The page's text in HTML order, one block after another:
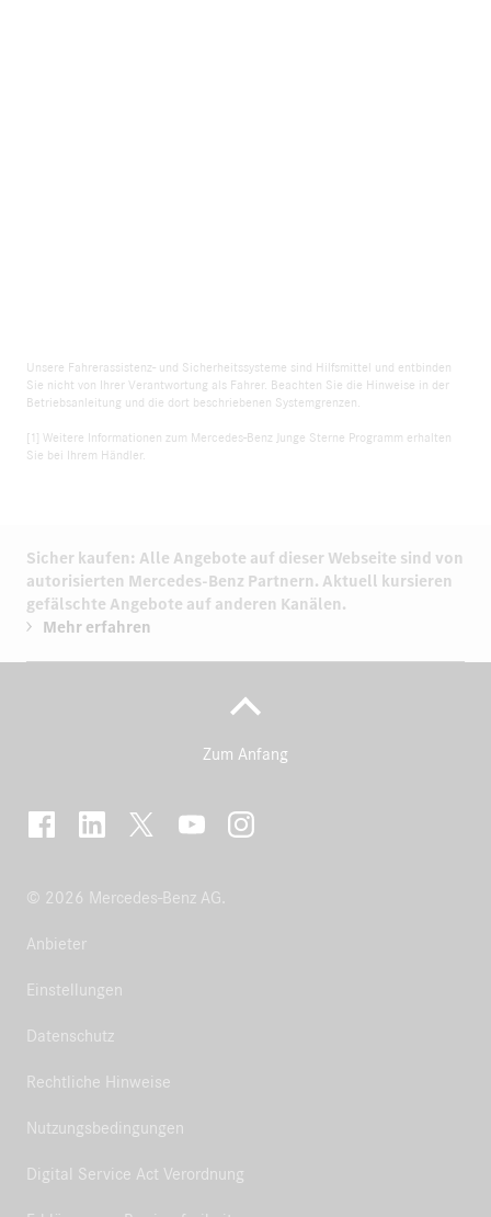
Unsere Fahrerassistenz- und Sicherheitssysteme sind Hilfsmittel und entbinden
Sie nicht von Ihrer Verantwortung als Fahrer. Beachten Sie die Hinweise in der
Betriebsanleitung und die dort beschriebenen Systemgrenzen.
[1] Weitere Informationen zum Mercedes-Benz Junge Sterne Programm erhalten
Sie bei Ihrem Händler.
Sicher kaufen: Alle Angebote auf dieser Webseite sind von
autorisierten Mercedes-Benz Partnern. Aktuell kursieren
gefälschte Angebote auf anderen Kanälen.
Mehr erfahren
Zum Anfang
© 2026 Mercedes-Benz AG.
Anbieter
Einstellungen
Datenschutz
Rechtliche Hinweise
Nutzungsbedingungen
Digital Service Act Verordnung